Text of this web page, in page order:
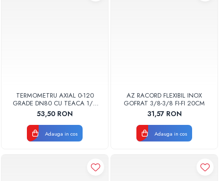
TERMOMETRU AXIAL 0-120
GRADE DN80 CU TEACA 1/2
TB80-100 FIMET
53,50 RON
Adauga in cos
AZ RACORD FLEXIBIL INOX
GOFRAT 3/8-3/8 FI-FI 20CM
31,57 RON
Adauga in cos